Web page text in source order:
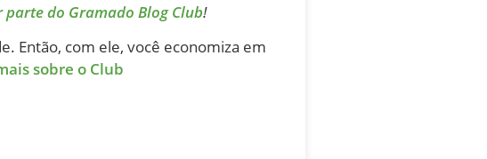
parte do Gramado Blog Club!
Então, com ele, você economiza em
sobre o Club